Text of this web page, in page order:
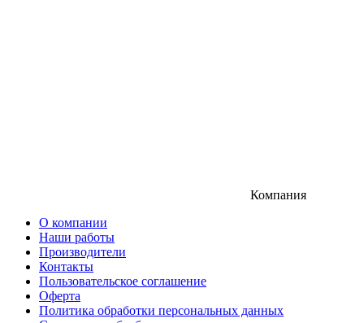
Компания
О компании
Наши работы
Производители
Контакты
Пользовательское соглашение
Оферта
Политика обработки персональных данных